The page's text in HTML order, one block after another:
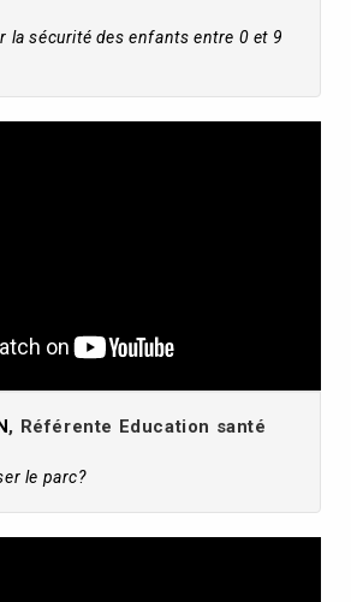
la sécurité des enfants entre 0 et 9
, Référente Education santé
le parc?